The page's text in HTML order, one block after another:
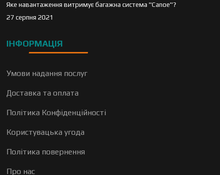
Яке навантаження витримує багажна система "Canoe"?
27 серпня 2021
ІНФОРМАЦІЯ
Умови надання послуг
Доставка та оплата
Політика Конфіденційності
Користувацька угода
Політика повернення
Про нас